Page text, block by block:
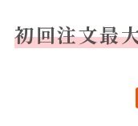
初回注文最